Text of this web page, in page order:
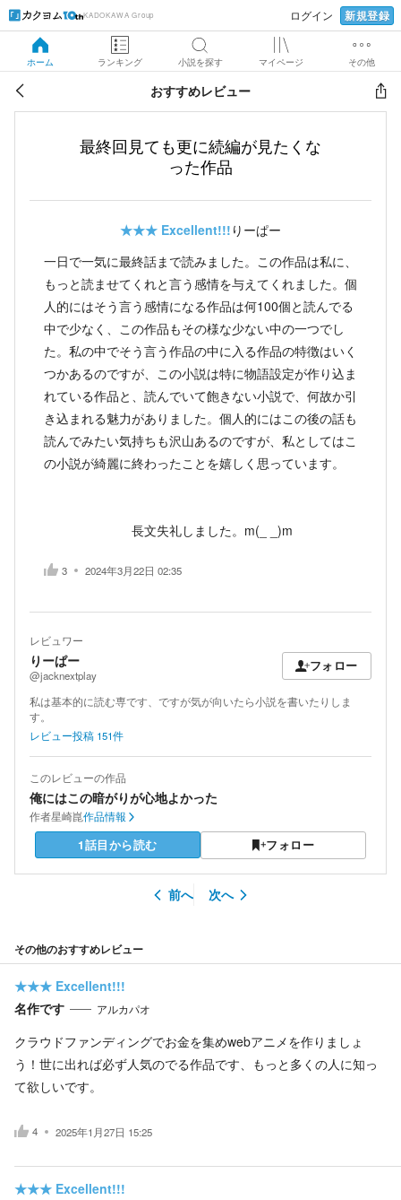
KADOKAWA Group ログイン 新規登録
ホーム ランキング 小説を探す マイページ その他
おすすめレビュー
最終回見ても更に続編が見たくな
った作品
★★★ Excellent!!! りーぱー
一日で一気に最終話まで読みました。この作品は私に、
もっと読ませてくれと言う感情を与えてくれました。個
人的にはそう言う感情になる作品は何100個と読んでる
中で少なく、この作品もその様な少ない中の一つでし
た。私の中でそう言う作品の中に入る作品の特徴はいく
つかあるのですが、この小説は特に物語設定が作り込ま
れている作品と、読んでいて飽きない小説で、何故か引
き込まれる魅力がありました。個人的にはこの後の話も
読んでみたい気持ちも沢山あるのですが、私としてはこ
の小説が綺麗に終わったことを嬉しく思っています。
長文失礼しました。m(_ _)m
3 2024年3月22日 02:35
レビュワー
りーぱー
@jacknextplay
フォロー
私は基本的に読む専です、ですが気が向いたら小説を書いたりしま
す。
レビュー投稿 151件
このレビューの作品
俺にはこの暗がりが心地よかった
作者星崎崑作品情報
1話目から読む フォロー
前へ 次へ
その他のおすすめレビュー
★★★ Excellent!!!
名作です
アルカパオ
クラウドファンディングでお金を集めwebアニメを作りましょ
う！世に出れば必ず人気のでる作品です、もっと多くの人に知っ
て欲しいです。
4 2025年1月27日 15:25
★★★ Excellent!!!